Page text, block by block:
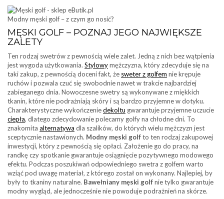
Modny męski golf – z czym go nosić?
MĘSKI GOLF – POZNAJ JEGO NAJWIĘKSZE
ZALETY
Ten rodzaj swetrów z pewnością wiele zalet. Jedną z nich bez wątpienia
jest wygoda użytkowania. Stylowymężczyzna, który zdecyduje się na
taki zakup, z pewnością doceni fakt, że sweter z golfem nie krępuje
ruchów i pozwala czuć się swobodnie nawet w trakcie najbardziej
zabieganego dnia. Nowoczesne swetry są wykonywane z miękkich
tkanin, które nie podrażniają skóry i są bardzo przyjemne w dotyku.
Charakterystyczne wykończeniedekoltu gwarantuje przyjemne uczucie
ciepła, dlatego zdecydowanie polecamy golfy na chłodne dni. To
znakomita alternatywa dla szalików, do których wielu mężczyzn jest
sceptycznie nastawionych. Modny męski golfto ten rodzaj zakupowej
inwestycji, który z pewnością się opłaci. Założenie go do pracy, na
randkę czy spotkanie gwarantuje osiągnięcie pozytywnego modowego
efektu. Podczas poszukiwań odpowiedniego swetra z golfem warto
wziąć pod uwagę materiał, z którego został on wykonany. Najlepiej, by
były to tkaniny naturalne. Bawełniany męski golfnie tylko gwarantuje
modny wygląd, ale jednocześnie nie powoduje podrażnień na skórze.